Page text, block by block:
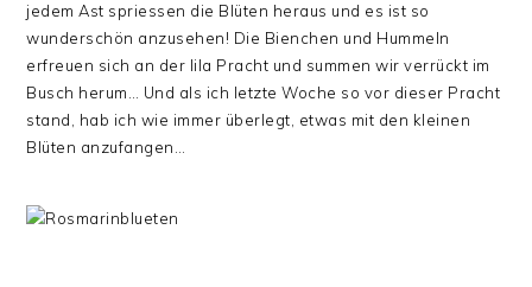
jedem Ast spriessen die Blüten heraus und es ist so
wunderschön anzusehen! Die Bienchen und Hummeln
erfreuen sich an der lila Pracht und summen wir verrückt im
Busch herum… Und als ich letzte Woche so vor dieser Pracht
stand, hab ich wie immer überlegt, etwas mit den kleinen
Blüten anzufangen…